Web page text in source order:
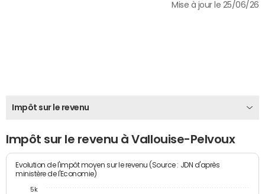
Mise à jour le 25/06/26
Impôt sur le revenu
Impôt sur le revenu à Vallouise-Pelvoux
Evolution de l'impôt moyen sur le revenu (Source : JDN d'après
ministère de l'Economie)
5k